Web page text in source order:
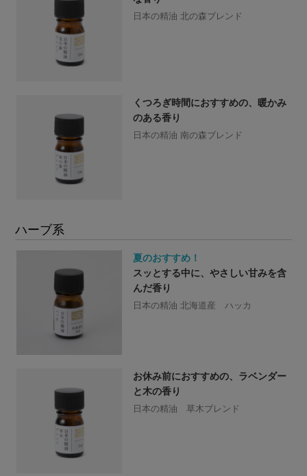
日本の精油 北の森ブレンド
くつろぎ時間におすすめの、暖かみ
のある香り
日本の精油 南の森ブレンド
ハーブ系
夏のおすすめ！
スッとする中に、やさしい甘みを含
んだ香り
日本の精油 北海道産 ハッカ
お休み前におすすめの、ラベンダー
と木の香り
日本の精油 草木ブレンド